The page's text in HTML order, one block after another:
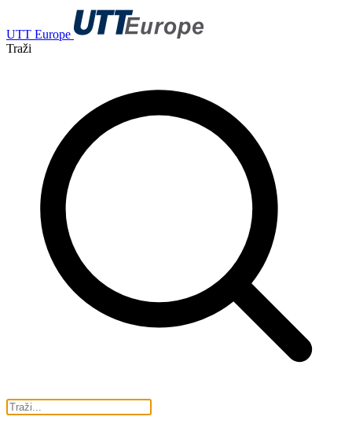
UTT Europe
Traži